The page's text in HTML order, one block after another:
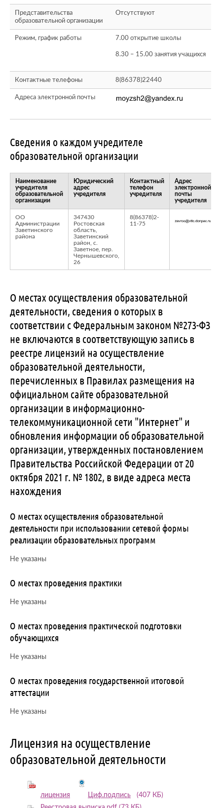
Представительства
образовательной организации
Отсутствуют
Режим, график работы 7.00 открытие школы
8.30 – 15.00 занятия учащихся
Контактные телефоны 8(86378)22440
Адреса электронной почты
Сведения о каждом учредителе
образовательной организации
Наименование
учредителя
образовательной
организации
Юридический
адрес
учредителя
Контактный
телефон
учредителя
Адрес
электронной
почты
учредителя
ОО
Администрации
Заветинского
района
347430
Ростовская
область,
Заветинский
район, с.
Заветное, пер.
Чернышевского,
26
8(86378)2-
11-75
О местах осуществления образовательной
деятельности, сведения о которых в
соответствии с Федеральным законом №273-ФЗ
не включаются в соответствующую запись в
реестре лицензий на осуществление
образовательной деятельности,
перечисленных в Правилах размещения на
официальном сайте образовательной
организации в информационно-
телекоммуникационной сети "Интернет" и
обновления информации об образовательной
организации, утвержденных постановлением
Правительства Российской Федерации от 20
октября 2021 г. № 1802, в виде адреса места
нахождения
О местах осуществления образовательной
деятельности при использовании сетевой формы
реализации образовательных программ
Не указаны
О местах проведения практики
Не указаны
О местах проведения практической подготовки
обучающихся
Не указаны
О местах проведения государственной итоговой
аттестации
Не указаны
Лицензия на осуществление
образовательной деятельности
лицензия Циф.подпись
(407 КБ)